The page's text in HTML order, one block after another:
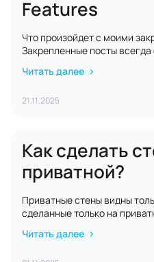
Features
Что произойдет с моими
Закрепленные посты
Читать далее
21.11.2025
Как сделать
приватной?
Приватные стены видны
сделанные только на
Читать далее